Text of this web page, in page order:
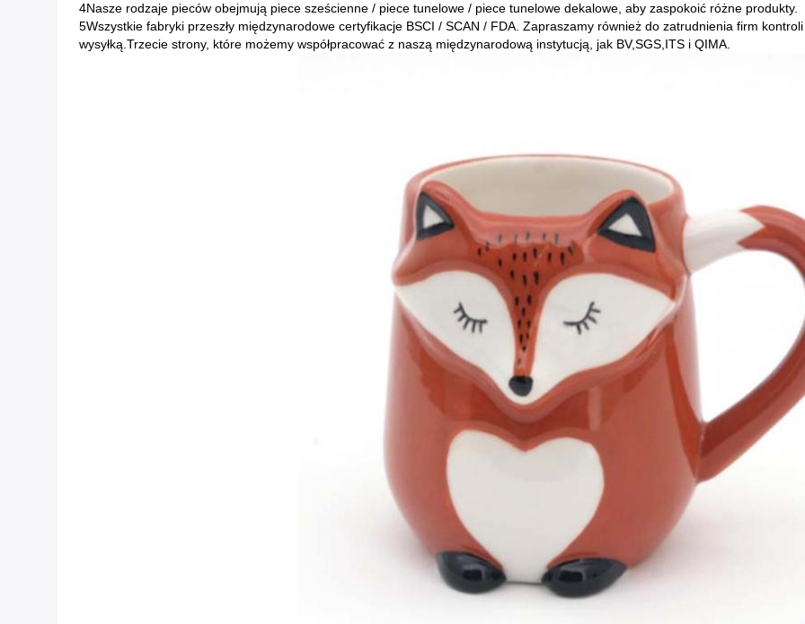
4Nasze rodzaje pieców obejmują piece sześcienne / piece tunelowe / piece tunelowe dekalowe, aby zaspokoić różne produkty.
5Wszystkie fabryki przeszły międzynarodowe certyfikacje BSCI / SCAN / FDA. Zapraszamy również do zatrudnienia firm
wysyłką.Trzecie strony, które możemy współpracować z naszą międzynarodową instytucją, jak BV,SGS,ITS i QIMA.